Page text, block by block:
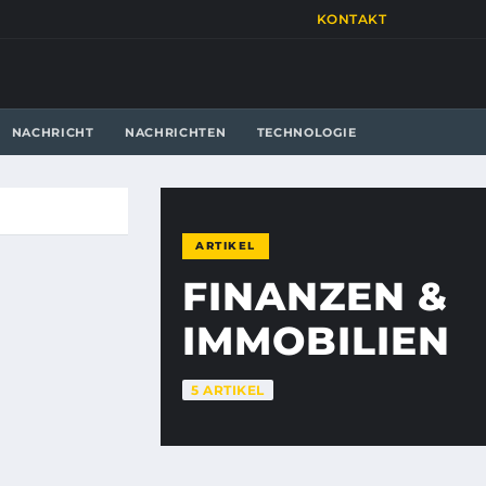
KONTAKT
NACHRICHT NACHRICHTEN TECHNOLOGIE
ARTIKEL
FINANZEN &
IMMOBILIEN
5 ARTIKEL